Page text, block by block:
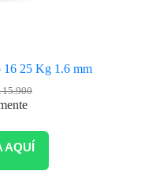
16 25 Kg 1.6 mm
AQUÍ